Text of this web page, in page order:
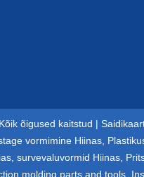
õigused kaitstud |
vormimine Hiinas
survevaluvormid Hiinas
molding parts and tools